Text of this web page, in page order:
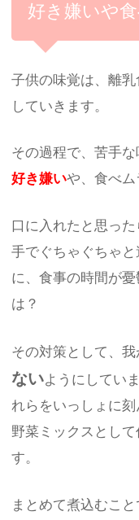
好き嫌いや
子供の味覚は、離
していきます。
その過程で、苦手
好き嫌いや、食べム
口に入れたと思っ
手でぐちゃぐちゃ
に、食事の時間が
は？
その対策として、
ないようにしてい
れらをいっしょに刻
野菜ミックスとし
す。
まとめて煮込むこ